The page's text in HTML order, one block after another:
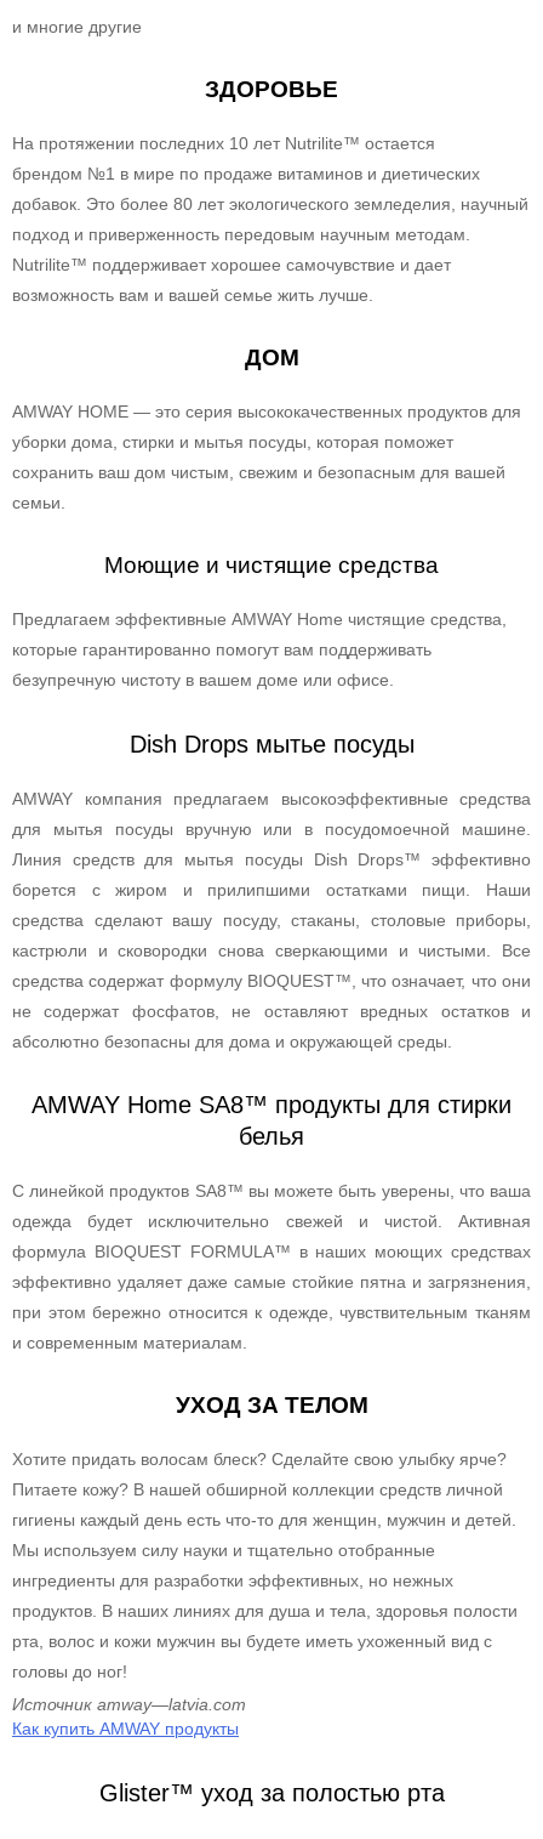
и многие другие
ЗДОРОВЬЕ
На протяжении последних 10 лет Nutrilite™ остается
брендом №1 в мире по продаже витаминов и диетических
добавок. Это более 80 лет экологического земледелия, научный
подход и приверженность передовым научным методам.
Nutrilite™ поддерживает хорошее самочувствие и дает
возможность вам и вашей семье жить лучше.
ДОМ
AMWAY HOME — это серия высококачественных продуктов для
уборки дома, стирки и мытья посуды, которая поможет
сохранить ваш дом чистым, свежим и безопасным для вашей
семьи.
Моющие и чистящие средства
Предлагаем эффективные AMWAY Home чистящие средства,
которые гарантированно помогут вам поддерживать
безупречную чистоту в вашем доме или офисе.
Dish Drops мытье посуды
AMWAY компания предлагаем высокоэффективные средства
для мытья посуды вручную или в посудомоечной машине.
Линия средств для мытья посуды Dish Drops™ эффективно
борется с жиром и прилипшими остатками пищи. Наши
средства сделают вашу посуду, стаканы, столовые приборы,
кастрюли и сковородки снова сверкающими и чистыми. Все
средства содержат формулу BIOQUEST™, что означает, что они
не содержат фосфатов, не оставляют вредных остатков и
абсолютно безопасны для дома и окружающей среды.
AMWAY Home SA8™ продукты для стирки
белья
С линейкой продуктов SA8™ вы можете быть уверены, что ваша
одежда будет исключительно свежей и чистой. Активная
формула BIOQUEST FORMULA™ в наших моющих средствах
эффективно удаляет даже самые стойкие пятна и загрязнения,
при этом бережно относится к одежде, чувствительным тканям
и современным материалам.
УХОД ЗА ТЕЛОМ
Хотите придать волосам блеск? Сделайте свою улыбку ярче?
Питаете кожу? В нашей обширной коллекции средств личной
гигиены каждый день есть что-то для женщин, мужчин и детей.
Мы используем силу науки и тщательно отобранные
ингредиенты для разработки эффективных, но нежных
продуктов. В наших линиях для душа и тела, здоровья полости
рта, волос и кожи мужчин вы будете иметь ухоженный вид с
головы до ног!
Источник amway—latvia.com
Как купить AMWAY продукты
Glister™ уход за полостью рта